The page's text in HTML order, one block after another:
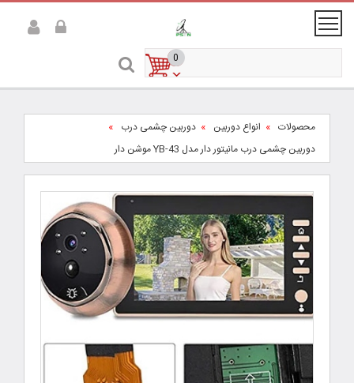
0
محصولات انواع دوربین
دوربین چشمی درب
دوربین چشمى درب مانیتور دار مدل YB-43 موشن دار